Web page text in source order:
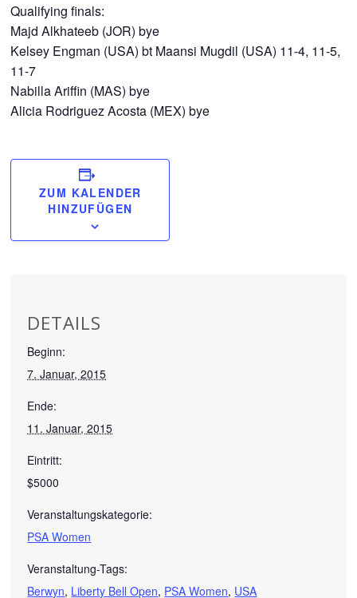
Qualifying finals:
Majd Alkhateeb (JOR) bye
Kelsey Engman (USA) bt Maansi Mugdil (USA) 11-4, 11-5,
11-7
Nabilla Ariffin (MAS) bye
Alicia Rodriguez Acosta (MEX) bye
ZUM KALENDER
HINZUFÜGEN
DETAILS
Beginn:
7. Januar, 2015
Ende:
11. Januar, 2015
Eintritt:
$5000
Veranstaltungskategorie:
PSA Women
Veranstaltung-Tags:
Berwyn, Liberty Bell Open, PSA Women, USA